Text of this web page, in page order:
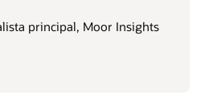
principal, Moor Insights